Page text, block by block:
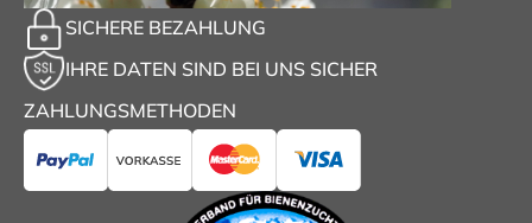
SICHERE BEZAHLUNG
IHRE DATEN SIND BEI UNS SICHER
ZAHLUNGSMETHODEN